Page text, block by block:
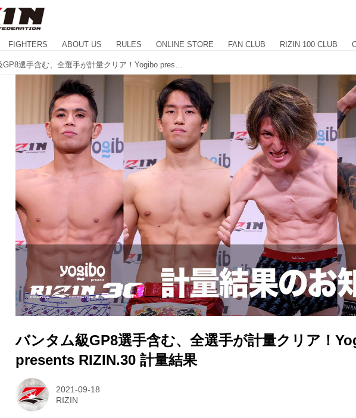
FIGHTERS ABOUT US RULES ONLINE STORE FAN CLUB RIZIN 100 CLUB
バンタム級GP8選手含む、全選手が計量クリア！
presents RIZIN.30 計量結果
2021-09-18
RIZIN